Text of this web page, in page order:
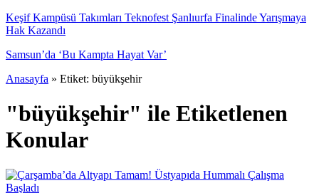
Keşif Kampüsü Takımları Teknofest Şanlıurfa Finalinde Yarışmaya
Hak Kazandı
Samsun’da ‘Bu Kampta Hayat Var’
Anasayfa » Etiket: büyükşehir
"büyükşehir" ile Etiketlenen
Konular